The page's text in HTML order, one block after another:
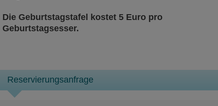
Die Geburtstagstafel kostet 5 Euro pro
Geburtstagsesser.
Reservierungsanfrage